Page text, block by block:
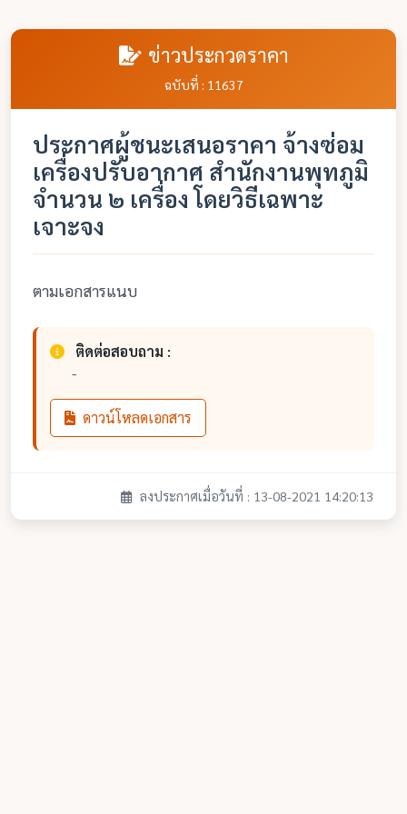
ข่าวประกวดราคา
ฉบับที่ : 11637
ประกาศผู้ชนะเสนอราคา จ้างซ่อม
เครื่องปรับอากาศ สำนักงานพุทภูมิ
จำนวน ๒ เครื่อง โดยวิธีเฉพาะ
เจาะจง
ตามเอกสารแนบ
ติดต่อสอบถาม :
-
ดาวน์โหลดเอกสาร
ลงประกาศเมื่อวันที่ : 13-08-2021 14:20:13